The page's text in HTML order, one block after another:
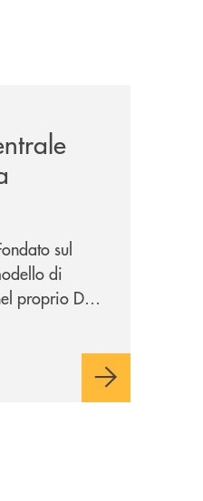
dice
la cosa
sul
di
proprio DNA